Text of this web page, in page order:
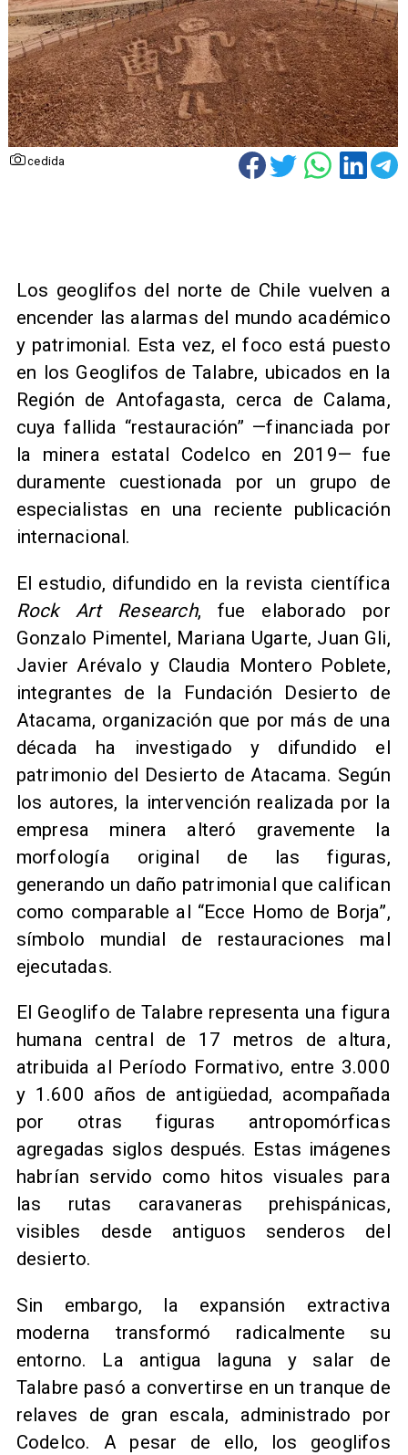
cedida
Los geoglifos del norte de Chile vuelven a
encender las alarmas del mundo académico
y patrimonial. Esta vez, el foco está puesto
en los Geoglifos de Talabre, ubicados en la
Región de Antofagasta, cerca de Calama,
cuya fallida “restauración” —financiada por
la minera estatal Codelco en 2019— fue
duramente cuestionada por un grupo de
especialistas en una reciente publicación
internacional.
El estudio, difundido en la revista científica
Rock Art Research, fue elaborado por
Gonzalo Pimentel, Mariana Ugarte, Juan Gli,
Javier Arévalo y Claudia Montero Poblete,
integrantes de la Fundación Desierto de
Atacama, organización que por más de una
década ha investigado y difundido el
patrimonio del Desierto de Atacama. Según
los autores, la intervención realizada por la
empresa minera alteró gravemente la
morfología original de las figuras,
generando un daño patrimonial que califican
como comparable al “Ecce Homo de Borja”,
símbolo mundial de restauraciones mal
ejecutadas.
El Geoglifo de Talabre representa una figura
humana central de 17 metros de altura,
atribuida al Período Formativo, entre 3.000
y 1.600 años de antigüedad, acompañada
por otras figuras antropomórficas
agregadas siglos después. Estas imágenes
habrían servido como hitos visuales para
las rutas caravaneras prehispánicas,
visibles desde antiguos senderos del
desierto.
Sin embargo, la expansión extractiva
moderna transformó radicalmente su
entorno. La antigua laguna y salar de
Talabre pasó a convertirse en un tranque de
relaves de gran escala, administrado por
Codelco. A pesar de ello, los geoglifos